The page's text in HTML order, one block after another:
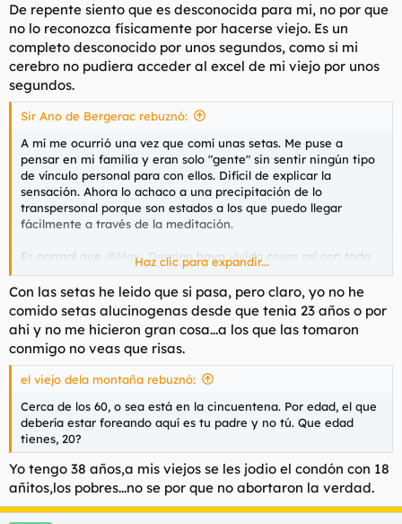
De repente siento que es desconocida para mi, no por que
no lo reconozca físicamente por hacerse viejo. Es un
completo desconocido por unos segundos, como si mi
cerebro no pudiera acceder al excel de mi viejo por unos
segundos.
Sir Ano de Bergerac rebuznó:
A mí me ocurrió una vez que comí unas setas. Me puse a
pensar en mi familia y eran solo "gente" sin sentir ningún tipo
de vínculo personal para con ellos. Difícil de explicar la
sensación. Ahora lo achaco a una precipitación de lo
transpersonal porque son estados a los que puedo llegar
fácilmente a través de la meditación.
Es normal que @Max_Demian haya vivido cosas así con toda
la capacidad psíquica que posee (que en su mayoría mantiene
dormida debido al uso de drogas). Sí, Max, he estado prestando
mucha atención este tiempo a lo que decías ¿realmente
piensas que esa voz interior que te llamó por tu nombre fue un
delirio?
Bueno, que no te asustes,@Pussyeater, que estas cosas son
para bien. Deja que lleguen. Sigue comiendo pussys mientras
tanto.
Haz clic para expandir...
Con las setas he leido que si pasa, pero claro, yo no he
comido setas alucinogenas desde que tenia 23 años o por
ahi y no me hicieron gran cosa...a los que las tomaron
conmigo no veas que risas.
el viejo dela montaña rebuznó:
Cerca de los 60, o sea está en la cincuentena. Por edad, el que
debería estar foreando aquí es tu padre y no tú. Que edad
tienes, 20?
Yo tengo 38 años,a mis viejos se les jodio el condón con 18
añitos,los pobres...no se por que no abortaron la verdad.